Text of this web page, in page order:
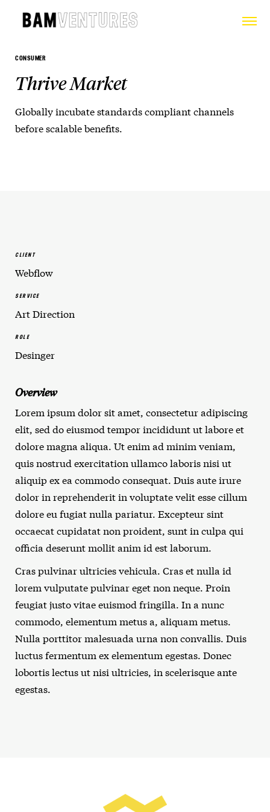
CONSUMER
Thrive Market
Globally incubate standards compliant channels
before scalable benefits.
CLIENT
Webflow
SERVICE
Art Direction
ROLE
Desinger
Overview
Lorem ipsum dolor sit amet, consectetur adipiscing
elit, sed do eiusmod tempor incididunt ut labore et
dolore magna aliqua. Ut enim ad minim veniam,
quis nostrud exercitation ullamco laboris nisi ut
aliquip ex ea commodo consequat. Duis aute irure
dolor in reprehenderit in voluptate velit esse cillum
dolore eu fugiat nulla pariatur. Excepteur sint
occaecat cupidatat non proident, sunt in culpa qui
officia deserunt mollit anim id est laborum.
Cras pulvinar ultricies vehicula. Cras et nulla id
lorem vulputate pulvinar eget non neque. Proin
feugiat justo vitae euismod fringilla. In a nunc
commodo, elementum metus a, aliquam metus.
Nulla porttitor malesuada urna non convallis. Duis
luctus fermentum ex elementum egestas. Donec
lobortis lectus ut nisi ultricies, in scelerisque ante
egestas.